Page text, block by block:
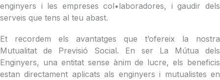
enginyers i les empreses col•laboradores, i gaudir dels
serveis que tens al teu abast.
Et recordem els avantatges que t’ofereix la nostra
Mutualitat de Previsió Social. En ser La Mútua dels
Enginyers, una entitat sense ànim de lucre, els beneficis
estan directament aplicats als enginyers i mutualistes en